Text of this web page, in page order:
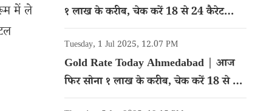
में ले
१ लाख के करीब, चेक करें 18 से 24 कैरेट
गोल्ड का रेट
Tuesday, 1 Jul 2025, 12.07 PM
Gold Rate Today Ahmedabad | आज
फिर सोना १ लाख के करीब, चेक करें 18 से 24
कैरेट गोल्ड का रेट